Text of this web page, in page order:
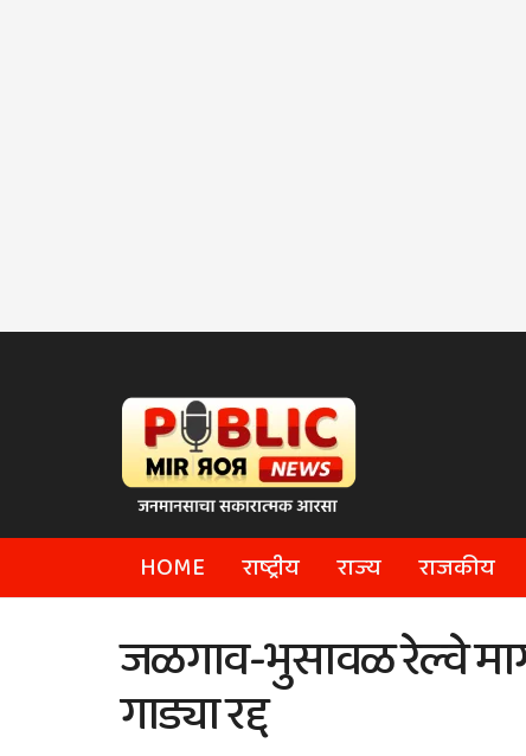
HOME राष्ट्रीय राज्य राजकीय
जळगाव-भुसावळ रेल्वे
गाड्या रद्द